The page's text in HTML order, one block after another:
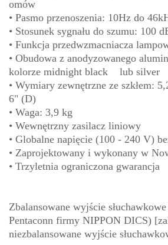
omów
• Pasmo przenoszenia: 10Hz do
• Stosunek sygnału do szumu: 100
• Funkcja przedwzmacniacza
• Obudowa z anodyzowanego
kolorze midnight black lub silver
• Wymiary zewnętrzne ze szkłem:
6" (D)
• Waga: 3,9 kg
• Wewnętrzny zasilacz liniowy
• Globalne napięcie (100 - 240 V)
• Zaprojektowany i wykonany w
• Trzyletnia ograniczona gwarancja
Zbalansowane wyjście
Pentaconn firmy NIPPON DICS)
niezbalansowane wyjście